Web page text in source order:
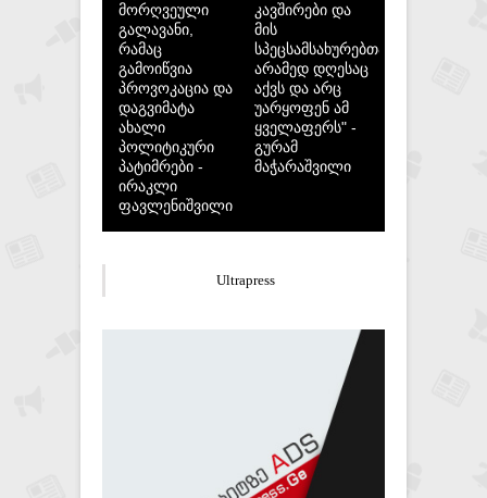
მორღვეული
გალავანი,
რამაც
გამოიწვია
პროვოკაცია და
დაგვიმატა
ახალი
პოლიტიკური
პატიმრები -
ირაკლი
ფავლენიშვილი
კავშირები და
მის
სპეცსამსახურებთან,
არამედ დღესაც
აქვს და არც
უარყოფენ ამ
ყველაფერს" -
გურამ
მაჭარაშვილი
Ultrapress